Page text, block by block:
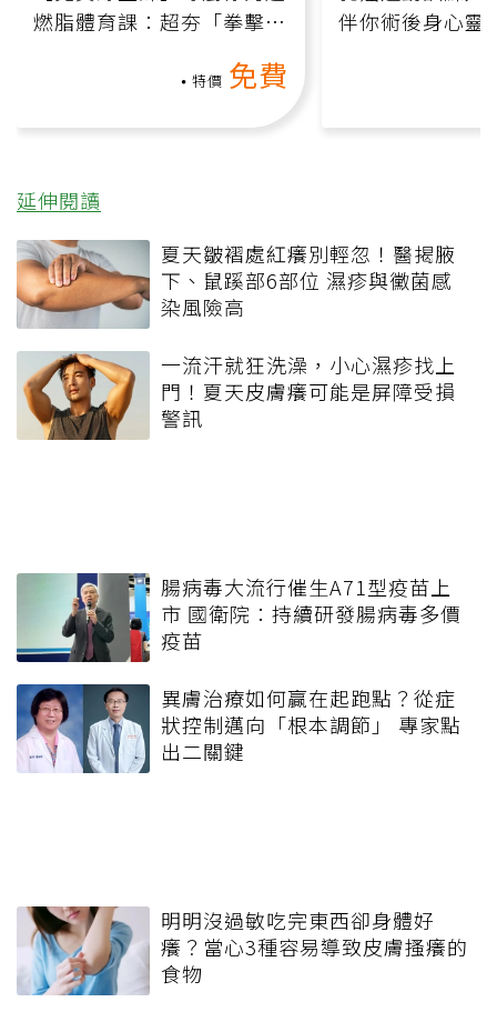
燃脂體育課：超夯「拳擊有
特價 免費
伴你術後身心靈
延伸閱讀
夏天皺褶處紅癢別輕忽！醫揭腋
下、鼠蹊部6部位 濕疹與黴菌感
染風險高
一流汗就狂洗澡，小心濕疹找上
門！夏天皮膚癢可能是屏障受損
警訊
腸病毒大流行催生A71型疫苗上
市 國衛院：持續研發腸病毒多價
疫苗
異膚治療如何贏在起跑點？從症
狀控制邁向「根本調節」 專家點
出二關鍵
明明沒過敏吃完東西卻身體好
癢？當心3種容易導致皮膚搔癢的
食物